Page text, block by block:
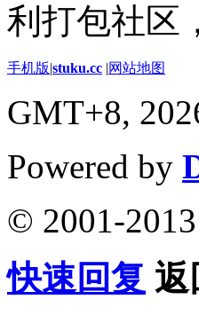
利打包社区
手机版|stuku.cc |网站地图
GMT+8,
Powered by
© 2001-2013
快速回复 返